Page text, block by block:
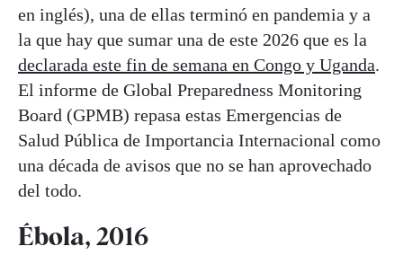
en inglés), una de ellas terminó en pandemia y a
la que hay que sumar una de este 2026 que es la
declarada este fin de semana en Congo y Uganda.
El informe de Global Preparedness Monitoring
Board (GPMB) repasa estas Emergencias de
Salud Pública de Importancia Internacional como
una década de avisos que no se han aprovechado
del todo.
Ébola, 2016